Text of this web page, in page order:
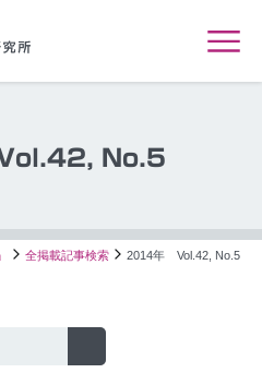
No.5
全掲載記事検索 2014年 Vol.42, No.5